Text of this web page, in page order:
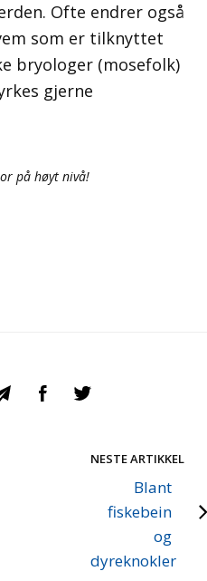
Ofte endrer også
som er tilknyttet
bryologer (mosefolk)
gjerne
på høyt nivå!
NESTE ARTIKKEL
Blant
fiskebein
og
dyreknokler